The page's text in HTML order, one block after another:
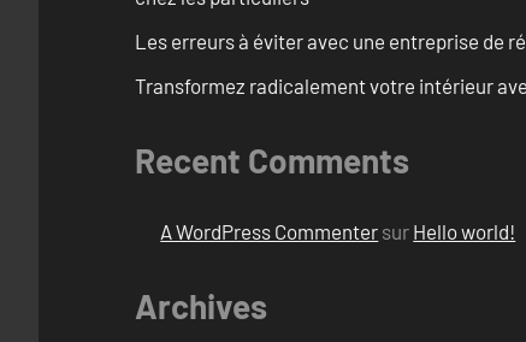
Les erreurs à éviter avec une entreprise de
Transformez radicalement votre intérieur
Recent Comments
A WordPress Commenter sur Hello world!
Archives